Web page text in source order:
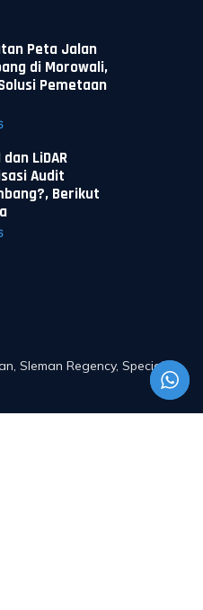
Peta Jalan
di Morowali,
Pemetaan
LiDAR
Audit
Berikut
Sleman Regency, Special